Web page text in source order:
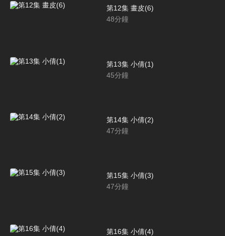
第12集 畫皮(6)
48分鐘
第13集 小倩(1)
45分鐘
第14集 小倩(2)
47分鐘
第15集 小倩(3)
47分鐘
第16集 小倩(4)